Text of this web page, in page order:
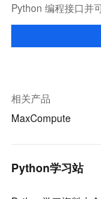
Python 编程接口并
口，与
MaxCompute 完整
相关产品
MaxCompute
Python学习站